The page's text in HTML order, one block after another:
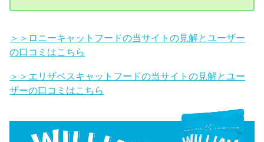
＞＞ロニーキャットフードの当サイトの見解とユーザー
の口コミはこちら
＞＞エリザベスキャットフードの当サイトの見解とユー
ザーの口コミはこちら